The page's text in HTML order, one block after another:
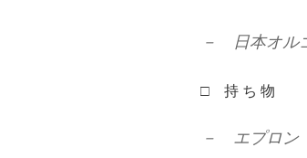
－ 日本オル
□ 持 ち 物
－ エプロン